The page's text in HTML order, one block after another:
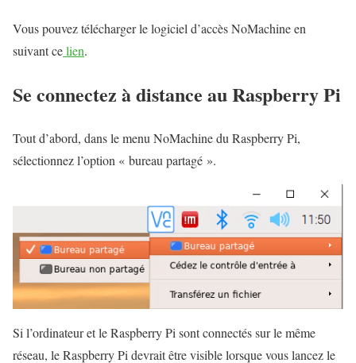
Vous pouvez télécharger le logiciel d’accès NoMachine en
suivant celien.
Se connectez à distance au Raspberry Pi
Tout d’abord, dans le menu NoMachine du Raspberry Pi,
sélectionnez l’option « bureau partagé ».
Si l’ordinateur et le Raspberry Pi sont connectés sur le même
réseau, le Raspberry Pi devrait être visible lorsque vous lancez le